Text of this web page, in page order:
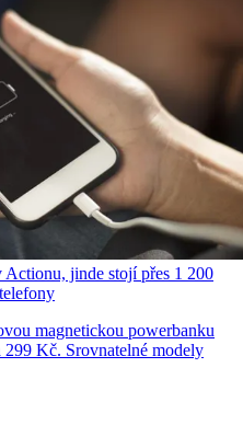
jinde stojí přes 1 200
magnetickou powerbanku
Kč. Srovnatelné modely